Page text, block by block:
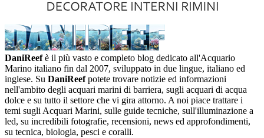
DaniReefè il più vasto e completo blog dedicato all'Acquario
Marino italiano fin dal 2007, sviluppato in due lingue, italiano ed
inglese. Su DaniReefpotete trovare notizie ed informazioni
nell'ambito degli acquari marini di barriera, sugli acquari di acqua
dolce e su tutto il settore che vi gira attorno. A noi piace trattare i
temi sugli Acquari Marini, sulle guide tecniche, sull'illuminazione a
led, su incredibili fotografie, recensioni, news ed approfondimenti,
su tecnica, biologia, pesci e coralli.